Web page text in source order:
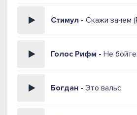
Стимул - Скажи зачем
Голос Рифм - Не бойтесь
Богдан - Это вальс